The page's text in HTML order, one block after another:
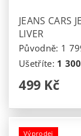
JEANS CARS
LIVER
Původně: 1
Ušetříte: 1
499 Kč
Výprodej